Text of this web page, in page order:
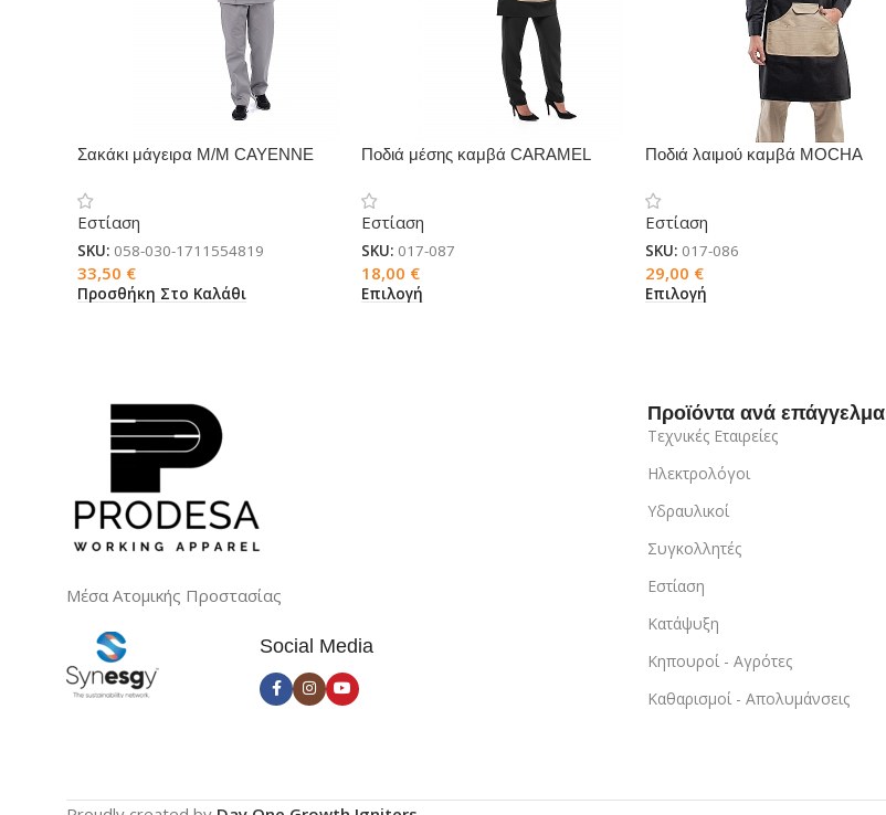
Σακάκι μάγειρα Μ/Μ CAYENNE
Εστίαση
SKU: 058-030-1711554819
33,50 €
Προσθήκη Στο Καλάθι
Ποδιά μέσης καμβά CARAMEL
Εστίαση
SKU: 017-087
18,00 €
Επιλογή
Ποδιά λαιμού καμβά MOCHA
Εστίαση
SKU: 017-086
29,00 €
Επιλογή
Μέσα Ατομικής Προστασίας
Social Media
Προϊόντα ανά επάγγελμα
Τεχνικές Εταιρείες
Ηλεκτρολόγοι
Υδραυλικοί
Συγκολλητές
Εστίαση
Κατάψυξη
Κηπουροί - Αγρότες
Καθαρισμοί - Απολυμάνσεις